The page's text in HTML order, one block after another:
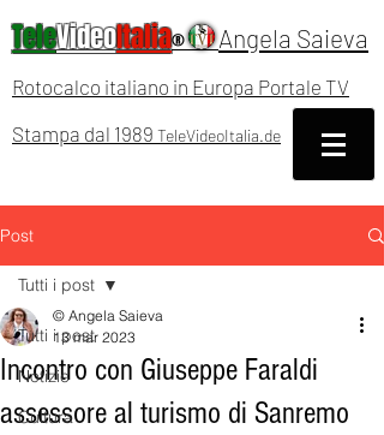
TeleVideoItalia® Angela Saieva
Rotocalco italiano in Europa Portale TV
Stampa dal 1989 TeleVideoItalia.de
Post
Tutti i post
Notizie
Cultura
Tutti i post
Incontro con Giuseppe Faraldi
assessore al turismo di Sanremo
© Angela Saieva
13 mar 2023